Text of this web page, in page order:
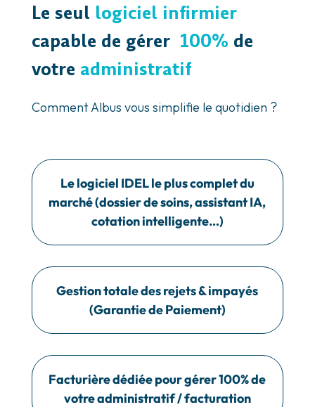
Le seul logiciel infirmier
capable de gérer 100% de
votre administratif
Comment Albus vous simplifie le quotidien ?
Le logiciel IDEL le plus complet du
marché (dossier de soins, assistant IA,
cotation intelligente…)
Gestion totale des rejets & impayés
(Garantie de Paiement)
Facturière dédiée pour gérer 100% de
votre administratif / facturation